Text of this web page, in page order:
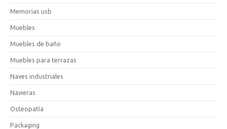
Memorias usb
Muebles
Muebles de baño
Muebles para terrazas
Naves industriales
Navieras
Osteopatía
Packaging